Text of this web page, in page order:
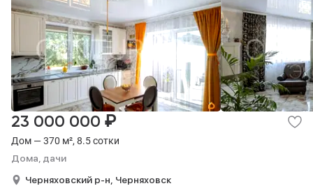
Дом — 370 м², 8.5 сотки
Дома, дачи
23 000 000 ₽
Черняховский р-н, Черняховск